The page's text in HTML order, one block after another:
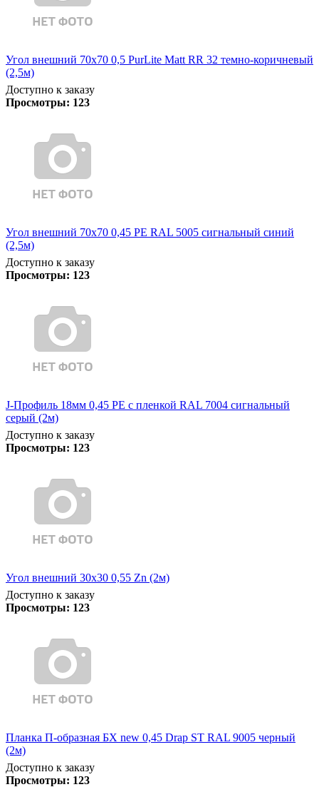
Угол внешний 70х70 0,5 PurLite Matt RR 32 темно-коричневый
(2,5м)
Доступно к заказу
Просмотры: 123
Угол внешний 70х70 0,45 PE RAL 5005 сигнальный синий
(2,5м)
Доступно к заказу
Просмотры: 123
J-Профиль 18мм 0,45 PE с пленкой RAL 7004 сигнальный
серый (2м)
Доступно к заказу
Просмотры: 123
Угол внешний 30х30 0,55 Zn (2м)
Доступно к заказу
Просмотры: 123
Планка П-образная БХ new 0,45 Drap ST RAL 9005 черный
(2м)
Доступно к заказу
Просмотры: 123